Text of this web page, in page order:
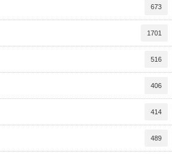
673
1701
516
406
414
489